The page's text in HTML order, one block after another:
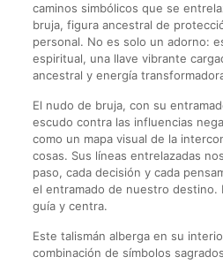
caminos simbólicos que se
bruja, figura ancestral de
personal. No es solo un adorno:
espiritual, una llave vibrante
ancestral y energía
El nudo de bruja, con su
escudo contra las influencias
como un mapa visual de la
cosas. Sus líneas entrelazadas
paso, cada decisión y cada
el entramado de nuestro destino.
guía y centra.
Este talismán alberga en su
combinación de símbolos